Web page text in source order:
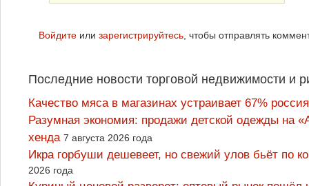
Войдите или зарегистрируйтесь, чтобы отправлять
Последние новости торговой недвижимости и
Качество мяса в магазинах устраивает 67%
Разумная экономия: продажи детской одежды на
хенда 7 августа 2026 года
Икра горбуши дешевеет, но свежий улов бьёт по
2026 года